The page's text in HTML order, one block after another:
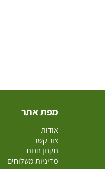
מפת אתר
אודות
צור קשר
תקנון חנות
מדיניות משלוחים